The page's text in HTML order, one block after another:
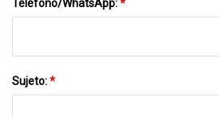
Teléfono/WhatsApp:*
Sujeto:*